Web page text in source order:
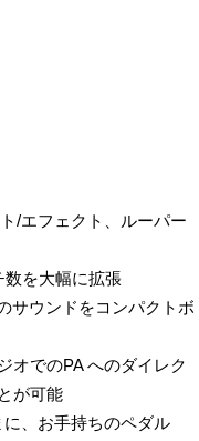
/エフェクト、ルーパー
数を大幅に拡張
サウンドをコンパクトボ
オでのPA へのダイレク
が可能
、お手持ちのペダル